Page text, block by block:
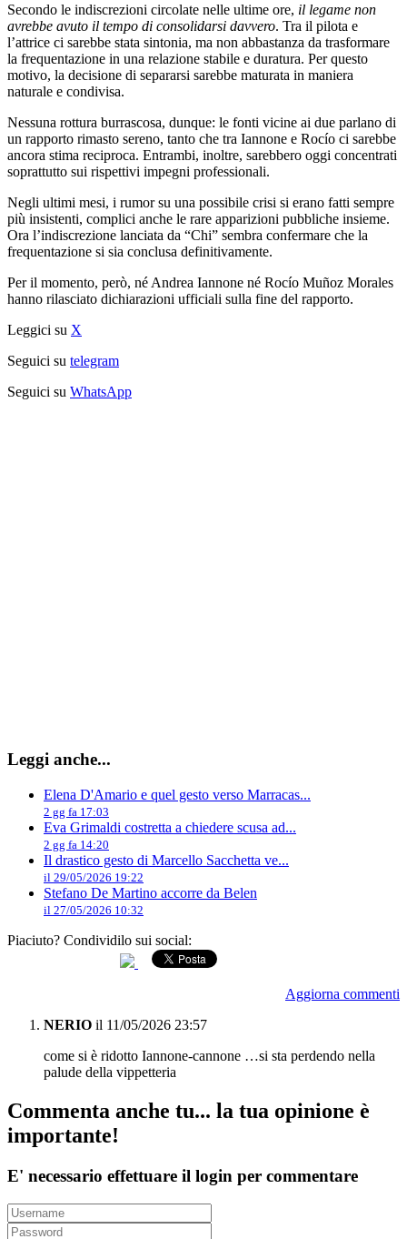
Secondo le indiscrezioni circolate nelle ultime ore, il legame non
avrebbe avuto il tempo di consolidarsi davvero. Tra il pilota e
l’attrice ci sarebbe stata sintonia, ma non abbastanza da trasformare
la frequentazione in una relazione stabile e duratura. Per questo
motivo, la decisione di separarsi sarebbe maturata in maniera
naturale e condivisa.
Nessuna rottura burrascosa, dunque: le fonti vicine ai due parlano di
un rapporto rimasto sereno, tanto che tra Iannone e Rocío ci sarebbe
ancora stima reciproca. Entrambi, inoltre, sarebbero oggi concentrati
soprattutto sui rispettivi impegni professionali.
Negli ultimi mesi, i rumor su una possibile crisi si erano fatti sempre
più insistenti, complici anche le rare apparizioni pubbliche insieme.
Ora l’indiscrezione lanciata da “Chi” sembra confermare che la
frequentazione si sia conclusa definitivamente.
Per il momento, però, né Andrea Iannone né Rocío Muñoz Morales
hanno rilasciato dichiarazioni ufficiali sulla fine del rapporto.
Leggici su X
Seguici su telegram
Seguici su WhatsApp
Leggi anche...
Elena D'Amario e quel gesto verso Marracas...
2 gg fa 17:03
Eva Grimaldi costretta a chiedere scusa ad...
2 gg fa 14:20
Il drastico gesto di Marcello Sacchetta ve...
il 29/05/2026 19:22
Stefano De Martino accorre da Belen
il 27/05/2026 10:32
Piaciuto? Condividilo sui social:
Aggiorna commenti
NERIO il 11/05/2026 23:57
come si è ridotto Iannone-cannone …si sta perdendo nella
palude della vippetteria
Commenta anche tu... la tua opinione è
importante!
E' necessario effettuare il login per commentare